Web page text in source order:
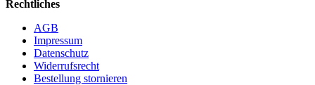
Rechtliches
AGB
Impressum
Datenschutz
Widerrufsrecht
Bestellung stornieren